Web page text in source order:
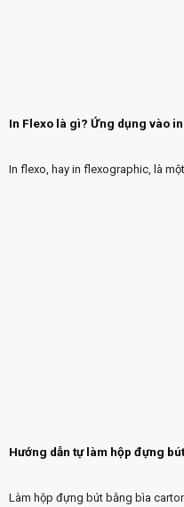
In Flexo là gì? Ứng dụng vào
In flexo, hay in flexographic, là
Hướng dẫn tự làm hộp đựng
Làm hộp đựng bút bằng bìa